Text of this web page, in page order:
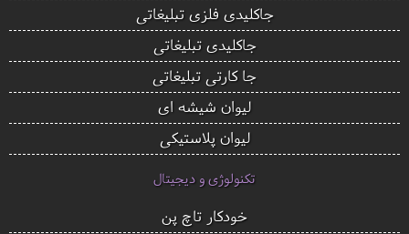
جاکلیدی فلزی تبلیغاتی
جاکلیدی تبلیغاتی
جا کارتی تبلیغاتی
لیوان شیشه ای
لیوان پلاستیکی
تکنولوژی و دیجیتال
خودکار تاچ پن